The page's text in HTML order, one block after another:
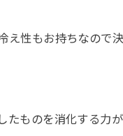
性もお持ちなので
ものを消化する力が